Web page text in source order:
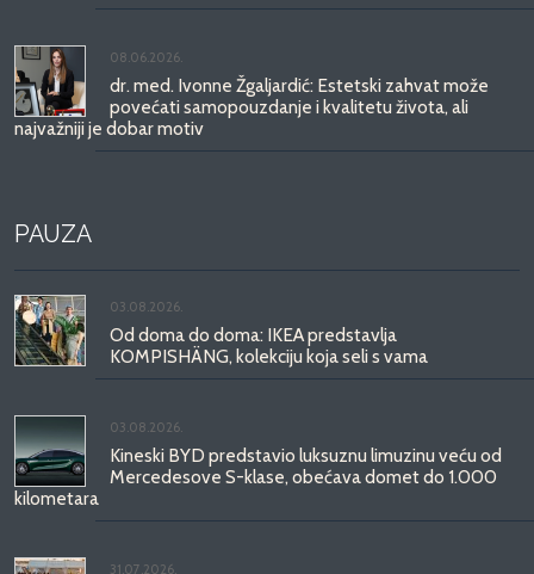
08.06.2026.
dr. med. Ivonne Žgaljardić: Estetski zahvat može
povećati samopouzdanje i kvalitetu života, ali
najvažniji je dobar motiv
PAUZA
03.08.2026.
Od doma do doma: IKEA predstavlja
KOMPISHÄNG, kolekciju koja seli s vama
03.08.2026.
Kineski BYD predstavio luksuznu limuzinu veću od
Mercedesove S-klase, obećava domet do 1.000
kilometara
31.07.2026.